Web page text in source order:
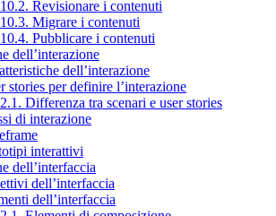
Revisionare i contenuti
Migrare i contenuti
Pubblicare i contenuti
dell’interazione
dell’interazione
stories per definire l’interazione
Differenza tra scenari e user stories
di interazione
interattivi
dell’interfaccia
dell’interfaccia
dell’interfaccia